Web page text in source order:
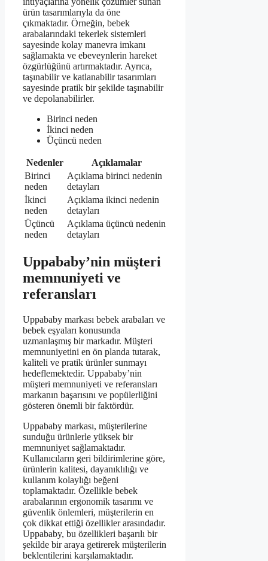
ürün tasarımlarıyla da öne
çıkmaktadır. Örneğin, bebek
arabalarındaki tekerlek sistemleri
sayesinde kolay manevra imkanı
sağlamakta ve ebeveynlerin hareket
özgürlüğünü artırmaktadır. Ayrıca,
taşınabilir ve katlanabilir tasarımları
sayesinde pratik bir şekilde taşınabilir
ve depolanabilirler.
Birinci neden
İkinci neden
Üçüncü neden
Nedenler
Açıklamalar
Birinci
neden
Açıklama birinci nedenin
detayları
İkinci
neden
Açıklama ikinci nedenin
detayları
Üçüncü
neden
Açıklama üçüncü nedenin
detayları
Uppababy’nin müşteri
memnuniyeti ve
referansları
Uppababy markası bebek arabaları ve
bebek eşyaları konusunda
uzmanlaşmış bir markadır. Müşteri
memnuniyetini en ön planda tutarak,
kaliteli ve pratik ürünler sunmayı
hedeflemektedir. Uppababy’nin
müşteri memnuniyeti ve referansları
markanın başarısını ve popülerliğini
gösteren önemli bir faktördür.
Uppababy markası, müşterilerine
sunduğu ürünlerle yüksek bir
memnuniyet sağlamaktadır.
Kullanıcıların geri bildirimlerine göre,
ürünlerin kalitesi, dayanıklılığı ve
kullanım kolaylığı beğeni
toplamaktadır. Özellikle bebek
arabalarının ergonomik tasarımı ve
güvenlik önlemleri, müşterilerin en
çok dikkat ettiği özellikler arasındadır.
Uppababy, bu özellikleri başarılı bir
şekilde bir araya getirerek müşterilerin
beklentilerini karşılamaktadır.